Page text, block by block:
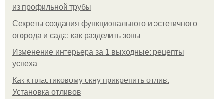
из профильной трубы
Секреты создания функционального и эстетичного
огорода и сада: как разделить зоны
Изменение интерьера за 1 выходные: рецепты
успеха
Как к пластиковому окну прикрепить отлив.
Установка отливов